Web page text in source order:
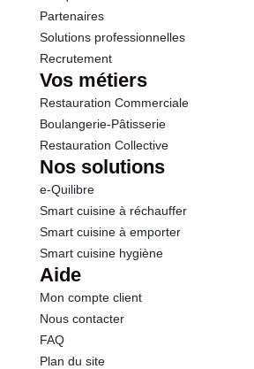
Partenaires
Solutions professionnelles
Recrutement
Vos métiers
Restauration Commerciale
Boulangerie-Pâtisserie
Restauration Collective
Nos solutions
e-Quilibre
Smart cuisine à réchauffer
Smart cuisine à emporter
Smart cuisine hygiène
Aide
Mon compte client
Nous contacter
FAQ
Plan du site